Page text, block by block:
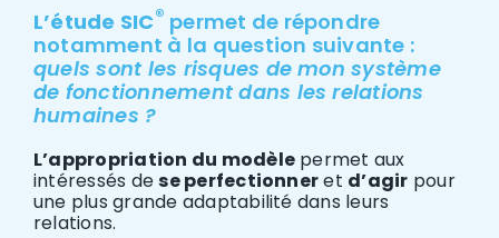
L’étude SIC® permet de répondre
notamment à la question suivante :
quels sont les risques de mon système
de fonctionnement dans les relations
humaines ?
L’appropriation du modèlepermet aux
intéressés dese perfectionneret d’agir pour
une plus grande adaptabilité dans leurs
relations.